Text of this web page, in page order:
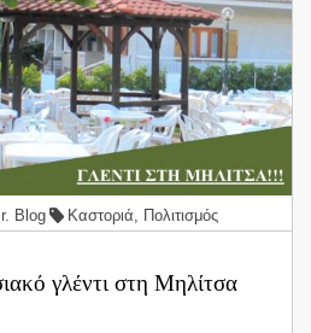
Blog Καστοριά Πολιτισμός
γλέντι στη Μηλίτσα